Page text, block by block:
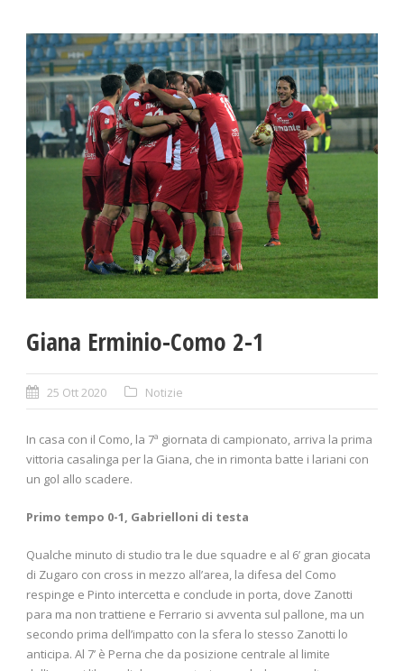
Giana Erminio-Como 2-1
25 Ott 2020 Notizie
In casa con il Como, la 7ª giornata di campionato, arriva la prima
vittoria casalinga per la Giana, che in rimonta batte i lariani con
un gol allo scadere.
Primo tempo 0-1, Gabrielloni di testa
Qualche minuto di studio tra le due squadre e al 6’ gran giocata
di Zugaro con cross in mezzo all’area, la difesa del Como
respinge e Pinto intercetta e conclude in porta, dove Zanotti
para ma non trattiene e Ferrario si avventa sul pallone, ma un
secondo prima dell’impatto con la sfera lo stesso Zanotti lo
anticipa. Al 7’ è Perna che da posizione centrale al limite